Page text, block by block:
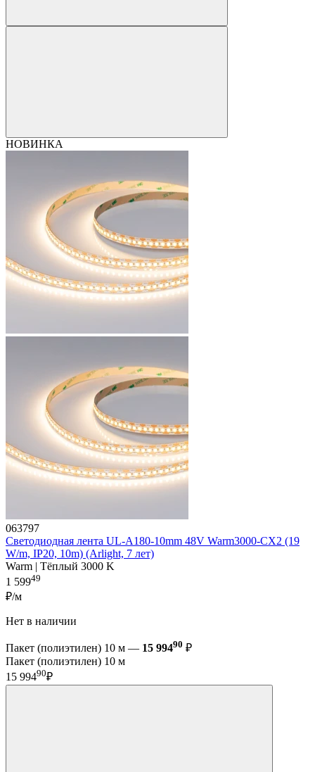
НОВИНКА
063797
Светодиодная лента UL-A180-10mm 48V Warm3000-CX2 (19
W/m, IP20, 10m) (Arlight, 7 лет)
Warm | Тёплый 3000 K
1 59949
₽/м
Нет в наличии
Пакет (полиэтилен) 10 м — 15 99490 ₽
Пакет (полиэтилен) 10 м
15 99490₽